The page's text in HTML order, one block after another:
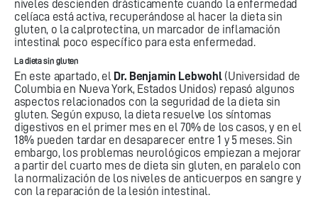
niveles descienden drásticamente cuando la enfermedad
celíaca está activa, recuperándose al hacer la dieta sin
gluten, o la calprotectina, un marcador de inflamación
intestinal poco específico para esta enfermedad.
La dieta sin gluten
En este apartado, el Dr. Benjamin Lebwohl(Universidad de
Columbia en Nueva York, Estados Unidos) repasó algunos
aspectos relacionados con la seguridad de la dieta sin
gluten. Según expuso, la dieta resuelve los síntomas
digestivos en el primer mes en el 70% de los casos, y en el
18% pueden tardar en desaparecer entre 1 y 5 meses. Sin
embargo, los problemas neurológicos empiezan a mejorar
a partir del cuarto mes de dieta sin gluten, en paralelo con
la normalización de los niveles de anticuerpos en sangre y
con la reparación de la lesión intestinal.